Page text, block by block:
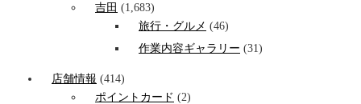
吉田 (1,683)
旅行・グルメ (46)
作業内容ギャラリー (31)
店舗情報 (414)
ポイントカード (2)